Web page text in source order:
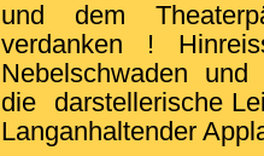
und dem
verdanken !
Nebelschwaden und
die darstellerische
Langanhaltender